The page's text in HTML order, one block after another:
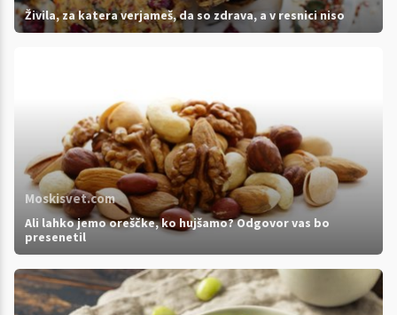
Živila, za katera verjameš, da so zdrava, a v resnici niso
Moskisvet.com
Ali lahko jemo oreščke, ko hujšamo? Odgovor vas bo
presenetil